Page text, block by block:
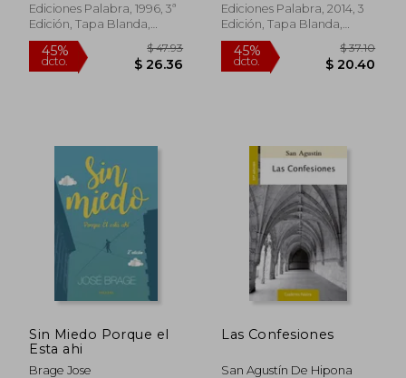
Ediciones Palabra, 1996, 3ª
Edición, Tapa Blanda,
Nuevo
45%
Ediciones Palabra, 2014, 3
Edición, Tapa Blanda,
Nuevo
45%
Sin Miedo Porque el
Esta ahi
Brage Jose
Las Confesiones
San Agustín De Hipona